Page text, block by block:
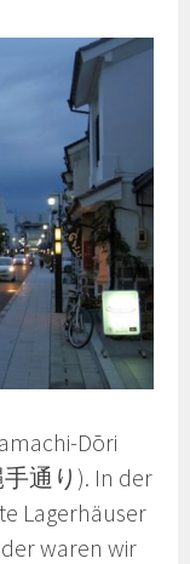
Dōri
通り). In der
Lagerhäuser
waren wir